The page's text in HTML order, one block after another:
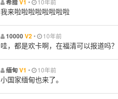
希腊V1 • 10年前
我来啦啦啦啦啦啦啦啦
10000 V2 • 10年前
哇，都是欢卡啊，在福清可以报道吗？
缅甸V1 • 10年前
小国家缅甸也来了。